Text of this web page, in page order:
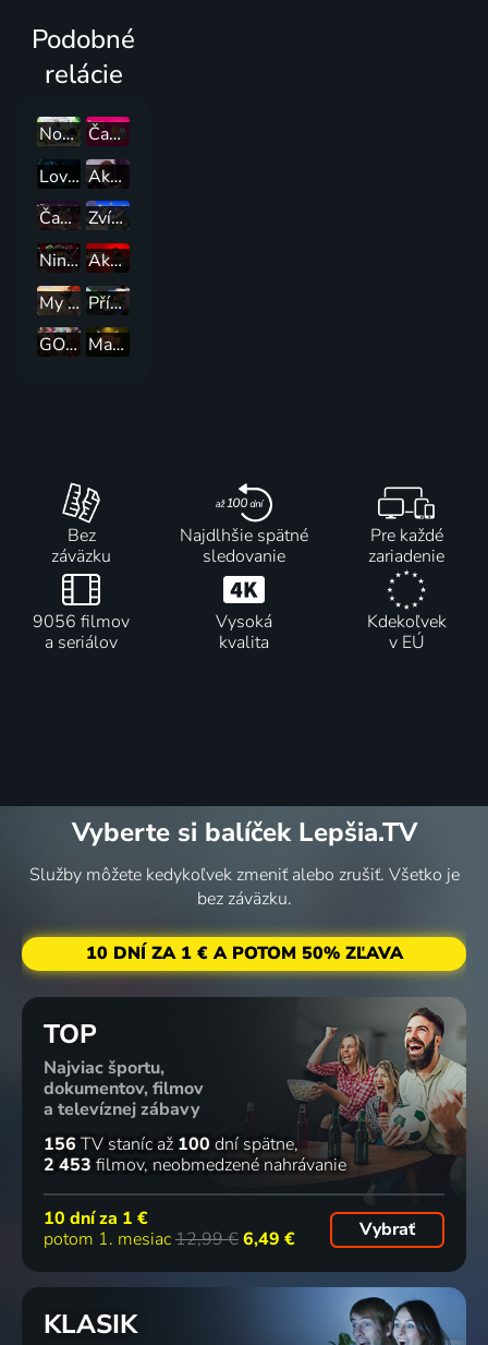
Podobné
relácie
Normálka: Ztracené nahrávky
Čas na dobrodružství
Lovci trolov: Príbehy Arkádie
Ako vycvičiť draka: Cesta do neznáma
Čas na dobrodružství: Daleké kraje
Zvířecí případy
Ninjago, le soulevement des dragons
Ako si vycvičiť draka 2
My Adventures with Superman
Příběy Želv ninja
GOAT: Najlepší z najlepších
Max a Mezirytíři
Bez
záväzku
Najdlhšie spätné
sledovanie
Pre každé
zariadenie
9056 filmov
a seriálov
Vysoká
kvalita
Kdekoľvek
v EÚ
Vyberte si balíček Lepšia.TV
Služby môžete kedykoľvek zmeniť alebo zrušiť. Všetko je
bez záväzku.
10 DNÍ ZA 1 € A POTOM 50% ZĽAVA
TOP
Najviac športu,
dokumentov, filmov
a televíznej zábavy
156 TV staníc až 100 dní spätne
2 453 filmov neobmedzené nahrávanie
10 dní za 1 €
potom 1. mesiac12,99 €6,49 € Vybrať
KLASIK